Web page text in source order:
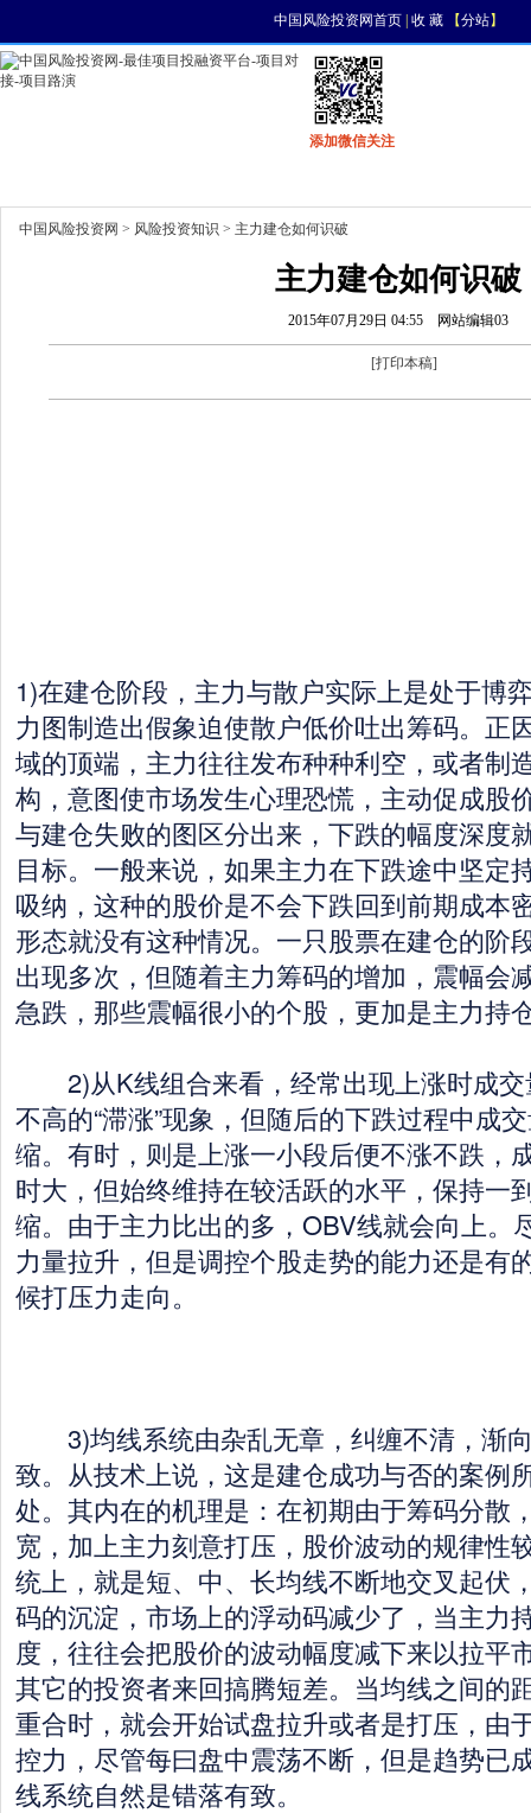
中国风险投资网首页| 收 藏【分站】
添加微信关注
中国风险投资网 > 风险投资知识 > 主力建仓如何识破
主力建仓如何识破
2015年07月29日 04:55 网站编辑03
[打印本稿]
1)在建仓阶段，主力与散户实际上是处于博
力图制造出假象迫使散户低价吐出筹码。正
域的顶端，主力往往发布种种利空，或者制
构，意图使市场发生心理恐慌，主动促成股
与建仓失败的图区分出来，下跌的幅度深度
目标。一般来说，如果主力在下跌途中坚定
吸纳，这种的股价是不会下跌回到前期成本
形态就没有这种情况。一只股票在建仓的阶
出现多次，但随着主力筹码的增加，震幅会
急跌，那些震幅很小的个股，更加是主力持
2)从K线组合来看，经常出现上涨时成交
不高的“滞涨”现象，但随后的下跌过程中成
缩。有时，则是上涨一小段后便不涨不跌，
时大，但始终维持在较活跃的水平，保持一
缩。由于主力比出的多，OBV线就会向上。
力量拉升，但是调控个股走势的能力还是有
候打压力走向。
3)均线系统由杂乱无章，纠缠不清，渐
致。从技术上说，这是建仓成功与否的案例
处。其内在的机理是：在初期由于筹码分散
宽，加上主力刻意打压，股价波动的规律性
统上，就是短、中、长均线不断地交叉起伏
码的沉淀，市场上的浮动码减少了，当主力
度，往往会把股价的波动幅度减下来以拉平
其它的投资者来回搞腾短差。当均线之间的
重合时，就会开始试盘拉升或者是打压，由
控力，尽管每曰盘中震荡不断，但是趋势已
线系统自然是错落有致。